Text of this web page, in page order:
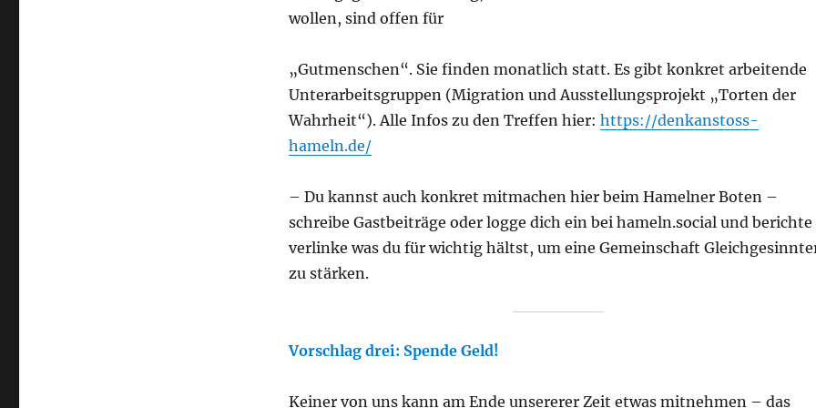
wollen, sind offen für
„Gutmenschen“. Sie finden monatlich statt. Es gibt konkret arbeitende
Unterarbeitsgruppen (Migration und Ausstellungsprojekt „Torten der
Wahrheit“). Alle Infos zu den Treffen hier: https://denkanstoss-
hameln.de/
– Du kannst auch konkret mitmachen hier beim Hamelner Boten –
schreibe Gastbeiträge oder logge dich ein bei hameln.social und
verlinke was du für wichtig hältst, um eine Gemeinschaft
zu stärken.
Vorschlag drei: Spende Geld!
Keiner von uns kann am Ende unsererer Zeit etwas mitnehmen – das